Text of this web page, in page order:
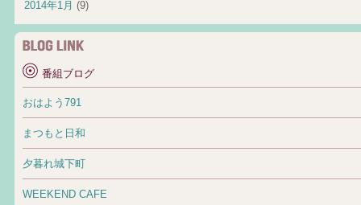
2014年1月 (9)
番組ブログ
おはよう791
まつもと日和
夕暮れ城下町
WEEKEND CAFE